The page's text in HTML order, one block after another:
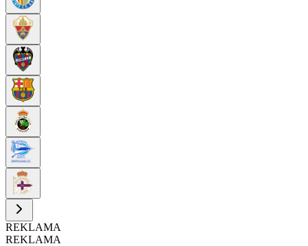
REKLAMA
REKLAMA